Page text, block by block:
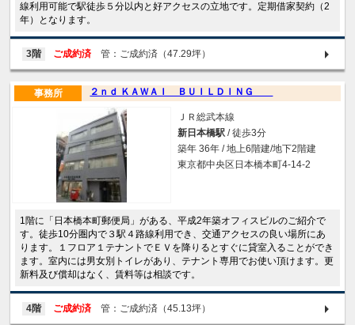
線利用可能で駅徒歩５分以内と好アクセスの立地です。定期借家契約（2
年）となります。
3階 ご成約済 管：ご成約済（47.29坪）
２ｎｄ ＫＡＷＡＩ ＢＵＩＬＤＩＮＧ
事務所
ＪＲ総武本線
新日本橋駅 / 徒歩3分
築年 36年 / 地上6階建/地下2階建
東京都中央区日本橋本町4-14-2
1階に「日本橋本町郵便局」がある、平成2年築オフィスビルのご紹介で
す。徒歩10分圏内で３駅４路線利用でき、交通アクセスの良い場所にあ
ります。１フロア１テナントでＥＶを降りるとすぐに貸室入ることができ
ます。室内には男女別トイレがあり、テナント専用でお使い頂けます。更
新料及び償却はなく、賃料等は相談です。
4階 ご成約済 管：ご成約済（45.13坪）